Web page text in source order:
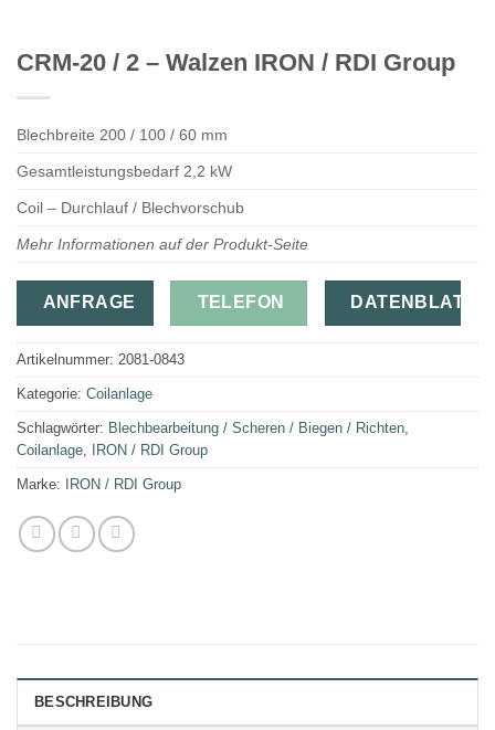
CRM-20 / 2 – Walzen IRON / RDI Group
Blechbreite 200 / 100 / 60 mm
Gesamtleistungsbedarf 2,2 kW
Coil – Durchlauf / Blechvorschub
Mehr Informationen auf der Produkt-Seite
ANFRAGE TELEFON DATENBLATT
Artikelnummer: 2081-0843
Kategorie: Coilanlage
Schlagwörter: Blechbearbeitung / Scheren / Biegen / Richten,
Coilanlage, IRON / RDI Group
Marke: IRON / RDI Group
BESCHREIBUNG